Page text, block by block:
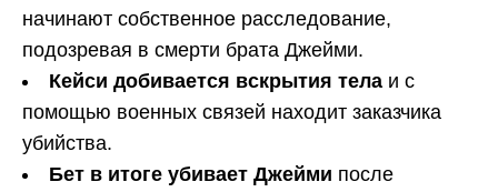
начинают собственное расследование,
подозревая в смерти брата Джейми.
Кейси добивается вскрытия тела и с
помощью военных связей находит заказчика
убийства.
Бет в итоге убивает Джейми после